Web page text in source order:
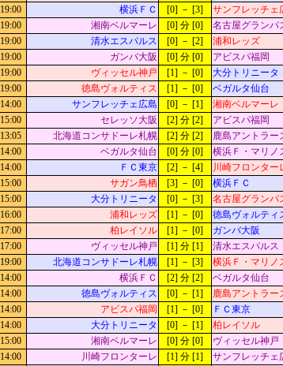
19:00 横浜ＦＣ [0] － [3] サンフレッチェ
19:00 湘南ベルマーレ [0] 分 [0] 名古屋グランパ
19:00 清水エスパルス [0] － [2] 浦和レッズ
19:00 ガンバ大阪 [0] 分 [0] アビスパ福岡
19:00 ヴィッセル神戸 [1] － [0] 大分トリニータ
19:00 徳島ヴォルティス [1] － [0] ベガルタ仙台
14:00 サンフレッチェ広島 [0] － [1] 湘南ベルマーレ
15:00 セレッソ大阪 [2] 分 [2] アビスパ福岡
13:05 北海道コンサドーレ札幌 [2] 分 [2] 鹿島アントラー
14:00 ベガルタ仙台 [0] 分 [0] 横浜Ｆ・マリノ
14:00 ＦＣ東京 [2] － [4] 川崎フロンター
15:00 サガン鳥栖 [3] － [0] 横浜ＦＣ
15:00 大分トリニータ [0] － [3] 名古屋グランパ
16:00 浦和レッズ [1] － [0] 徳島ヴォルティ
17:00 柏レイソル [1] － [0] ガンバ大阪
17:00 ヴィッセル神戸 [1] 分 [1] 清水エスパルス
19:00 北海道コンサドーレ札幌 [1] － [3] 横浜Ｆ・マリノ
14:00 横浜ＦＣ [2] 分 [2] ベガルタ仙台
14:00 徳島ヴォルティス [0] － [1] 鹿島アントラー
14:00 アビスパ福岡 [1] － [0] ＦＣ東京
14:00 大分トリニータ [0] － [1] 柏レイソル
15:00 湘南ベルマーレ [0] 分 [0] ヴィッセル神戸
14:00 川崎フロンターレ [1] 分 [1] サンフレッチェ